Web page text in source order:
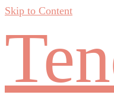
Skip to Content